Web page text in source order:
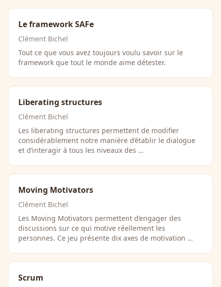
Le framework SAFe
Clément Bichel
Tout ce que vous avez toujours voulu savoir sur le
framework que tout le monde aime détester.
Liberating structures
Clément Bichel
Les liberating structures permettent de modifier
considérablement notre manière d’établir le dialogue
et d’interagir à tous les niveaux des …
Moving Motivators
Clément Bichel
Les Moving Motivators permettent d’engager des
discussions sur ce qui motive réellement les
personnes. Ce jeu présente dix axes de motivation …
Scrum